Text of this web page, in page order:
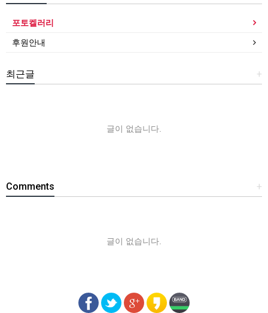
포토켈러리
후원안내
+
최근글
글이 없습니다.
+
Comments
글이 없습니다.